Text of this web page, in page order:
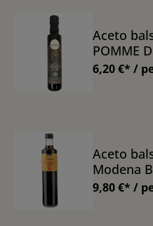
Aceto
POMME
6,20 €* /
Aceto
Modena
500 ml
9,80 €* /